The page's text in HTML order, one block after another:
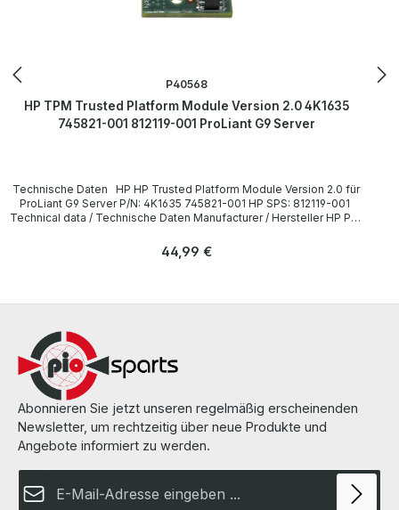
P40568
HP TPM Trusted Platform Module Version 2.0 4K1635
745821-001 812119-001 ProLiant G9 Server
Technische Daten HP HP Trusted Platform Module Version 2.0 für
ProLiant G9 Server P/N: 4K1635 745821-001 HP SPS: 812119-001
Technical data / Technische Daten Manufacturer / Hersteller HP P/N
Trusted Platform Module Version 2.0 für ProLiant G9 Server More
Seiten des Herstellers.
Regulärer Preis:
44,99 €
Abonnieren Sie jetzt unseren regelmäßig erscheinenden
Newsletter, um rechtzeitig über neue Produkte und
Angebote informiert zu werden.